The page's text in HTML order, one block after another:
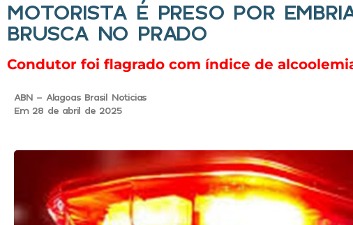
MOTORISTA É PRESO POR
BRUSCA NO PRADO
Condutor foi flagrado com índice de
ABN - Alagoas Brasil Noticias
Em 28 de abril de 2025